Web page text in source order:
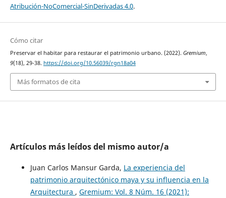
Atribución-NoComercial-SinDerivadas 4.0.
Cómo citar
Preservar el habitar para restaurar el patrimonio urbano. (2022). Gremium,
9(18), 29-38. https://doi.org/10.56039/rgn18a04
Más formatos de cita
Artículos más leídos del mismo autor/a
Juan Carlos Mansur Garda, La experiencia del
patrimonio arquitectónico maya y su influencia en la
Arquitectura , Gremium: Vol. 8 Núm. 16 (2021):